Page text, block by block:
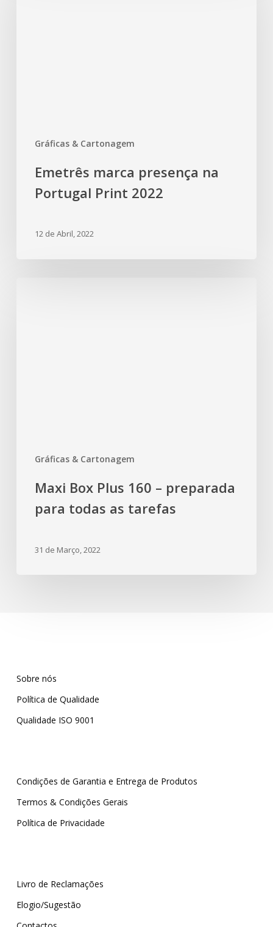
Gráficas & Cartonagem
Emetrês marca presença na
Portugal Print 2022
12 de Abril, 2022
Gráficas & Cartonagem
Maxi Box Plus 160 – preparada
para todas as tarefas
31 de Março, 2022
Sobre nós
Política de Qualidade
Qualidade ISO 9001
Condições de Garantia e Entrega de Produtos
Termos & Condições Gerais
Política de Privacidade
Livro de Reclamações
Elogio/Sugestão